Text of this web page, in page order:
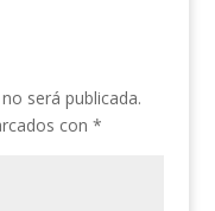
será publicada.
con *